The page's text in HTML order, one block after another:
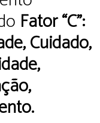
Fator “C”:
Cuidado,